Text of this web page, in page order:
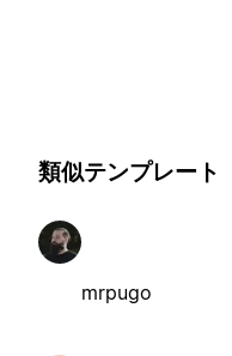
類似テンプレート
mrpugo